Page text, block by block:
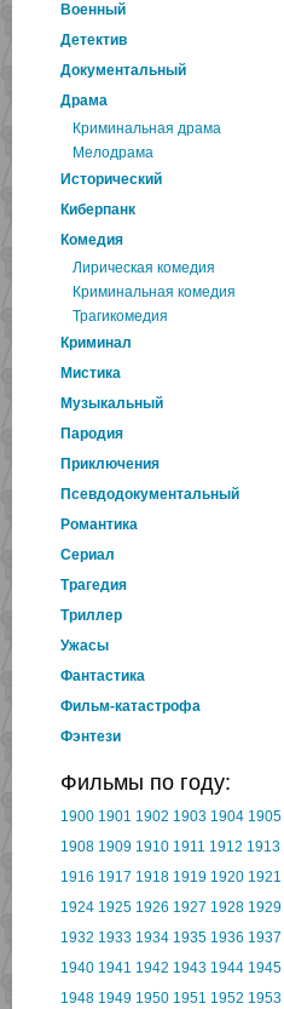
Военный
Детектив
Документальный
Драма
Криминальная драма
Мелодрама
Исторический
Киберпанк
Комедия
Лирическая комедия
Криминальная комедия
Трагикомедия
Криминал
Мистика
Музыкальный
Пародия
Приключения
Псевдодокументальный
Романтика
Cериал
Трагедия
Триллер
Ужасы
Фантастика
Фильм-катастрофа
Фэнтези
Фильмы по году:
1900 1901 1902 1903 1904 1905
1908 1909 1910 1911 1912 1913
1916 1917 1918 1919 1920 1921
1924 1925 1926 1927 1928 1929
1932 1933 1934 1935 1936 1937
1940 1941 1942 1943 1944 1945
1948 1949 1950 1951 1952 1953